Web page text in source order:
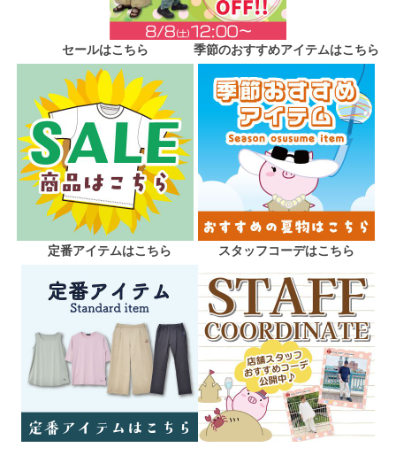
セールはこちら 季節のおすすめアイテムはこちら
定番アイテムはこちら スタッフコーデはこちら